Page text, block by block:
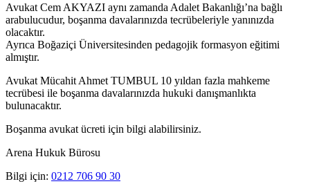
Avukat Cem AKYAZI aynı zamanda Adalet Bakanlığı’na bağlı
arabulucudur, boşanma davalarınızda tecrübeleriyle yanınızda
olacaktır.
Ayrıca Boğaziçi Üniversitesinden pedagojik formasyon eğitimi
almıştır.
Avukat Mücahit Ahmet TUMBUL 10 yıldan fazla mahkeme
tecrübesi ile boşanma davalarınızda hukuki danışmanlıkta
bulunacaktır.
Boşanma avukat ücreti için bilgi alabilirsiniz.
Arena Hukuk Bürosu
Bilgi için: 0212 706 90 30